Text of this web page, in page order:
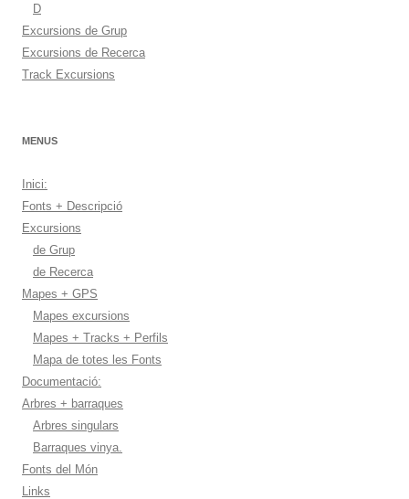
D
Excursions de Grup
Excursions de Recerca
Track Excursions
MENUS
Inici:
Fonts + Descripció
Excursions
de Grup
de Recerca
Mapes + GPS
Mapes excursions
Mapes + Tracks + Perfils
Mapa de totes les Fonts
Documentació:
Arbres + barraques
Arbres singulars
Barraques vinya.
Fonts del Món
Links